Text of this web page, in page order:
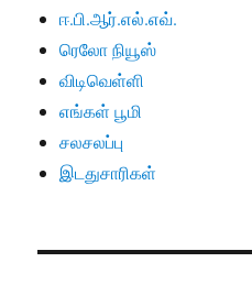
ஈ.பி.ஆர்.எல்.எவ்.
ரெலோ நியூஸ்
விடிவெள்ளி
எங்கள் பூமி
சலசலப்பு
இடதுசாரிகள்